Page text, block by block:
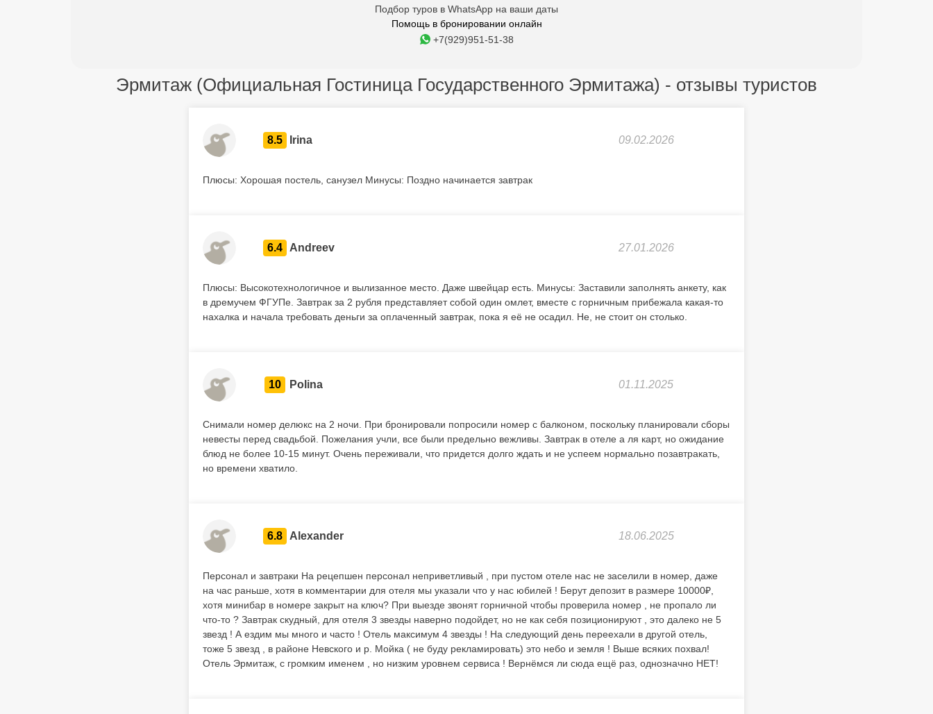
Подбор туров в WhatsApp на ваши даты
Помощь в бронировании онлайн
+7(929)951-51-38
Эрмитаж (Официальная Гостиница Государственного Эрмитажа) - отзывы туристов
8.5 Irina 09.02.2026
Плюсы: Хорошая постель, санузел Минусы: Поздно начинается завтрак
6.4 Andreev 27.01.2026
Плюсы: Высокотехнологичное и вылизанное место. Даже швейцар есть. Минусы: Заставили заполнять анкету, как
в дремучем ФГУПе. Завтрак за 2 рубля представляет собой один омлет, вместе с горничным прибежала какая-то
нахалка и начала требовать деньги за оплаченный завтрак, пока я её не осадил. Не, не стоит он столько.
10 Polina 01.11.2025
Снимали номер делюкс на 2 ночи. При бронировали попросили номер с балконом, поскольку планировали сборы
невесты перед свадьбой. Пожелания учли, все были предельно вежливы. Завтрак в отеле а ля карт, но ожидание
блюд не более 10-15 минут. Очень переживали, что придется долго ждать и не успеем нормально позавтракать,
но времени хватило.
6.8 Alexander 18.06.2025
Персонал и завтраки На рецепшен персонал неприветливый , при пустом отеле нас не заселили в номер, даже
на час раньше, хотя в комментарии для отеля мы указали что у нас юбилей ! Берут депозит в размере 10000₽,
хотя минибар в номере закрыт на ключ? При выезде звонят горничной чтобы проверила номер , не пропало ли
что-то ? Завтрак скудный, для отеля 3 звезды наверно подойдет, но не как себя позиционируют , это далеко не 5
звезд ! А ездим мы много и часто ! Отель максимум 4 звезды ! На следующий день переехали в другой отель,
тоже 5 звезд , в районе Невского и р. Мойка ( не буду рекламировать) это небо и земля ! Выше всяких похвал!
Отель Эрмитаж, с громким именем , но низким уровнем сервиса ! Вернёмся ли сюда ещё раз, однозначно НЕТ!